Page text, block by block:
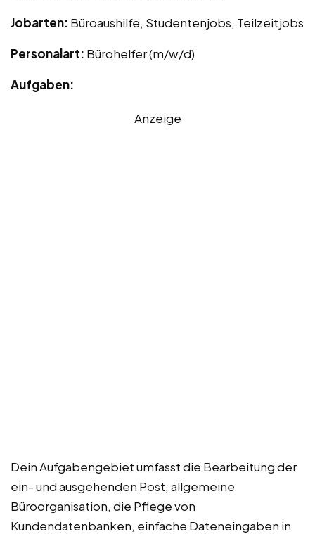
Jobarten: Büroaushilfe, Studentenjobs, Teilzeitjobs
Personalart: Bürohelfer (m/w/d)
Aufgaben:
Anzeige
Dein Aufgabengebiet umfasst die Bearbeitung der
ein- und ausgehenden Post, allgemeine
Büroorganisation, die Pflege von
Kundendatenbanken, einfache Dateneingaben in